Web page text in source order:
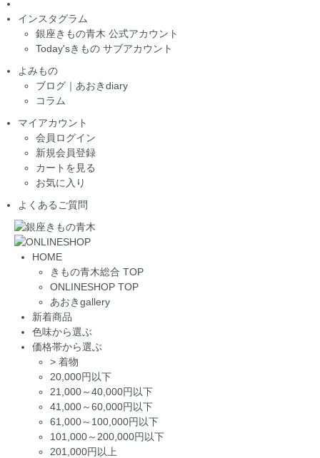
インスタグラム
銀座きもの青木 公式アカウント
Today'sきもの サブアカウント
よみもの
ブログ｜あおきdiary
コラム
マイアカウント
会員ログイン
新規会員登録
カートを見る
お気に入り
よくあるご質問
HOME
きもの青木総合 TOP
ONLINESHOP TOP
あおきgallery
新着商品
色味から選ぶ
価格帯から選ぶ
> 着物
20,000円以下
21,000～40,000円以下
41,000～60,000円以下
61,000～100,000円以下
101,000～200,000円以下
201,000円以上